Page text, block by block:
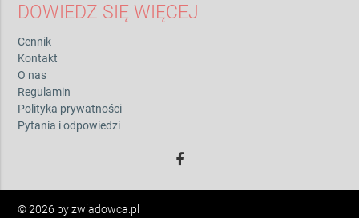
DOWIEDZ SIĘ WIĘCEJ
Cennik
Kontakt
O nas
Regulamin
Polityka prywatności
Pytania i odpowiedzi
© 2026 by zwiadowca.pl